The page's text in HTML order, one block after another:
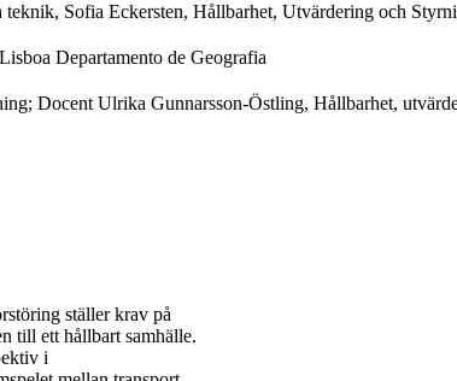
Sofia Eckersten, Hållbarhet, Utvärdering och
Departamento de Geografia
Docent Ulrika Gunnarsson-Östling, Hållbarhet,
ställer krav på
till ett hållbart samhälle.
i